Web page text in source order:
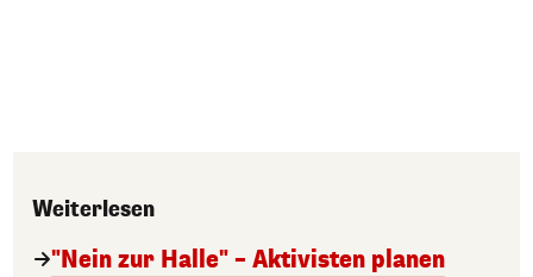
Weiterlesen
"Nein zur Halle" – Aktivisten planen